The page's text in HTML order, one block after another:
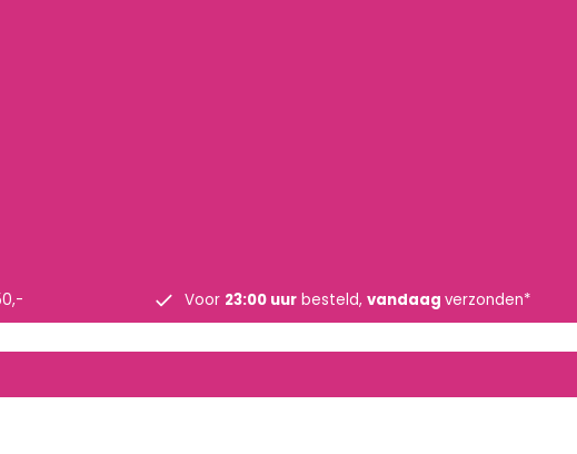
Voor 23:00 uurbesteld, vandaag verzonden*